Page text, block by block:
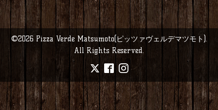
©2026 Pizza Verde Matsumoto(ピッツァヴェルデマツモト)
All Rights Reserved.